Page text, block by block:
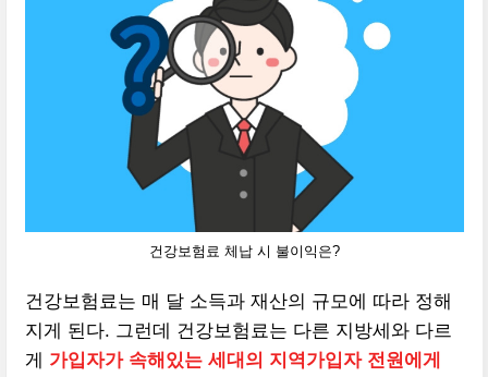
건강보험료 체납 시 불이익은?
건강보험료는 매 달 소득과 재산의 규모에 따라 정해
지게 된다. 그런데 건강보험료는 다른 지방세와 다르
게 가입자가 속해있는 세대의 지역가입자 전원에게